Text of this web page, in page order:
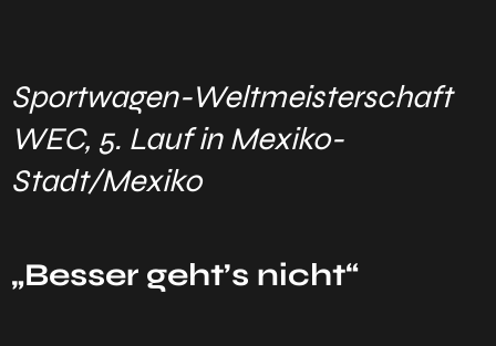
Sportwagen-Weltmeisterschaft
WEC, 5. Lauf in Mexiko-
Stadt/Mexiko
„Besser geht’s nicht“